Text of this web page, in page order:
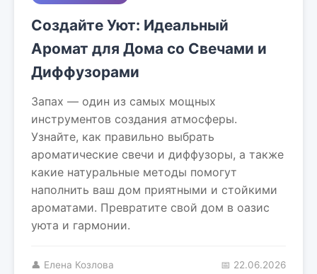
Создайте Уют: Идеальный
Аромат для Дома со Свечами и
Диффузорами
Запах — один из самых мощных
инструментов создания атмосферы.
Узнайте, как правильно выбрать
ароматические свечи и диффузоры, а также
какие натуральные методы помогут
наполнить ваш дом приятными и стойкими
ароматами. Превратите свой дом в оазис
уюта и гармонии.
👤 Елена Козлова 📅 22.06.2026